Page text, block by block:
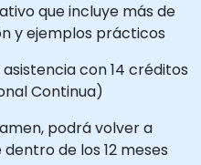
que incluye más de
y ejemplos prácticos
con 14 créditos
Continua)
podrá volver a
de los 12 meses